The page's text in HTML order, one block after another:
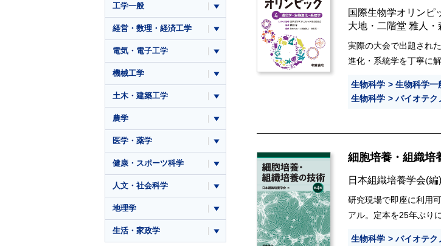
国際生物学オリンピ
大地 ・ 二階堂 雅人 ・
実際の大会で出題され
進化・系統学を丁寧に解
生物科学
生物科学一
生物科学
バイオテク
細胞培養・組織培
日本組織培養学会(編)
研究現場で即座に利用
アル。定本を25年ぶり
生物科学
バイオテク
工学一般
経営・数理・経済工学
電気・電子工学
機械工学
土木・建築工学
農学
医学・薬学
健康・スポーツ科学
人文・社会科学
地理学
生活・家政学